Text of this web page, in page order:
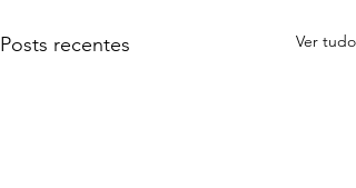
Posts recentes Ver tudo